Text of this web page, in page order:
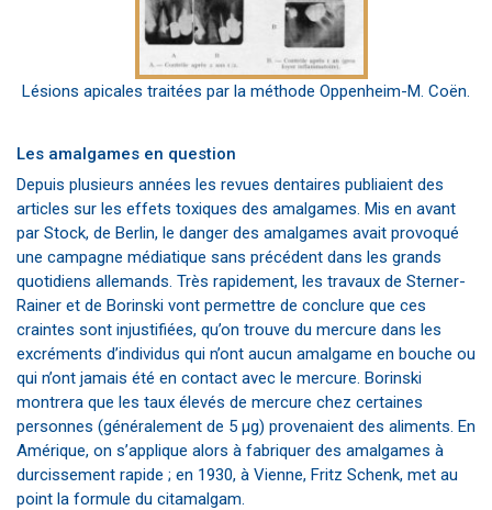
Lésions apicales traitées par la méthode Oppenheim-M. Coën.
Les amalgames en question
Depuis plusieurs années les revues dentaires publiaient des
articles sur les effets toxiques des amalgames. Mis en avant
par Stock, de Berlin, le danger des amalgames avait provoqué
une campagne médiatique sans précédent dans les grands
quotidiens allemands. Très rapidement, les travaux de Sterner-
Rainer et de Borinski vont permettre de conclure que ces
craintes sont injustifiées, qu’on trouve du mercure dans les
excréments d’individus qui n’ont aucun amalgame en bouche ou
qui n’ont jamais été en contact avec le mercure. Borinski
montrera que les taux élevés de mercure chez certaines
personnes (généralement de 5 µg) provenaient des aliments. En
Amérique, on s’applique alors à fabriquer des amalgames à
durcissement rapide ; en 1930, à Vienne, Fritz Schenk, met au
point la formule du citamalgam.